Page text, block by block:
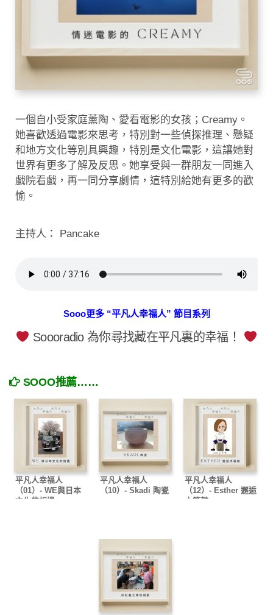
一個自小受家庭薰陶、愛看電影的女孩；Creamy。
她喜歡透過電影來思考，特別對一些偵探推理、懸疑
和地方文化等別具興趣，特別是文化電影，這讓她對
世界有更多了解及反思。她享受與一群朋友一同進入
戲院看戲，再一同分享劇情，這特別給她有更多的歡
愉。
主持人： Pancake
Sooo更多 “平凡人幸福人” 節目系列
Soooradio 為你尋找藏在平凡裏的幸福！
SOOO推薦……
平凡人幸福人
（01）- WE與日本
文化的相遇
平凡人幸福人
（10）- Skadi 陶瓷
平凡人幸福人
（12）- Esther 邂逅
木箱鼓